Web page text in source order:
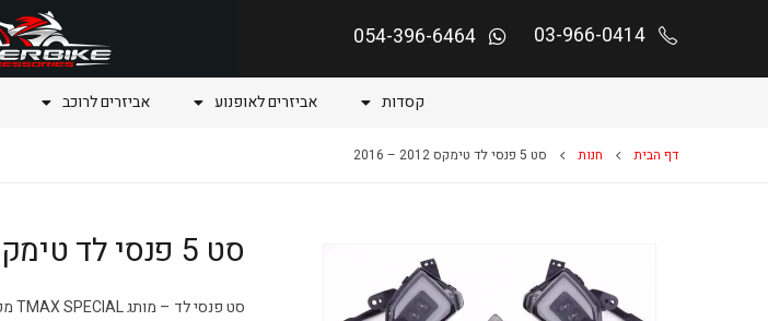
03-966-0414
054-396-6464
קסדות אביזרים לאופנוע אביזרים לרוכב
דף הבית חנות סט 5 פנסי לד טימקס 2012 – 2016
סט 5 פנסי לד טימקס 2012 – 2016
סט פנסי לד – מותג TMAX SPECIAL מקורי – מתאים לקטנוע TMAX 2012-2016.